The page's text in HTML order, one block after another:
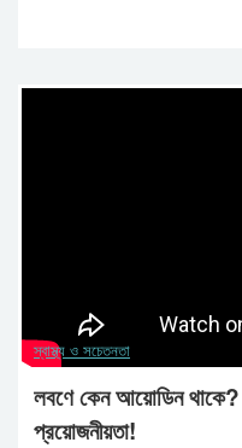
স্বাস্থ্য ও সচেতনতা
লবণে কেন আয়োডিন
প্রয়োজনীয়তা!